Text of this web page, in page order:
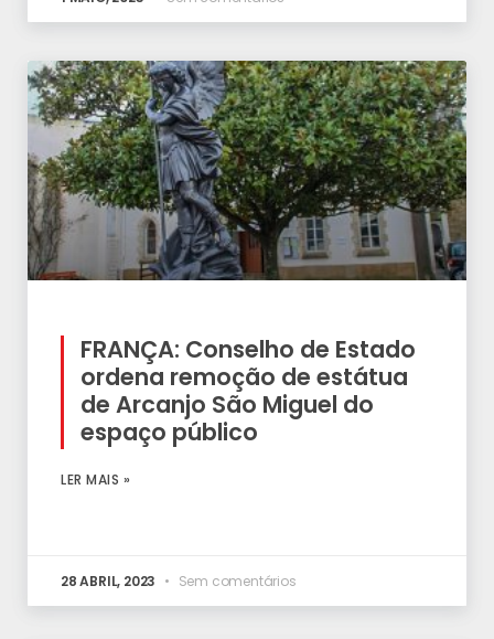
FRANÇA: Conselho de Estado
ordena remoção de estátua
de Arcanjo São Miguel do
espaço público
LER MAIS »
28 ABRIL, 2023 Sem comentários